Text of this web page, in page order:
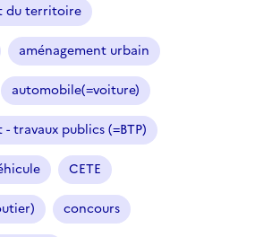
t
i
c
l
e
s
du territoire
aménagement urbain
automobile(=voiture)
travaux publics (=BTP)
CETE
concours